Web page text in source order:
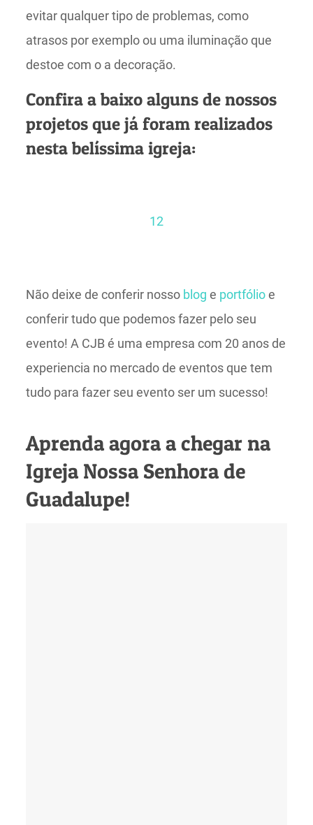
evitar qualquer tipo de problemas, como
atrasos por exemplo ou uma iluminação que
destoe com o a decoração.
Confira a baixo alguns de nossos
projetos que já foram realizados
nesta belíssima igreja:
12
Não deixe de conferir nosso blog e portfólioe
conferir tudo que podemos fazer pelo seu
evento! A CJB é uma empresa com 20 anos de
experiencia no mercado de eventos que tem
tudo para fazer seu evento ser um sucesso!
Aprenda agora a chegar na
Igreja Nossa Senhora de
Guadalupe!